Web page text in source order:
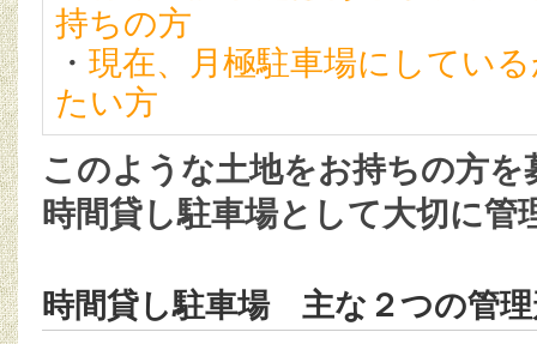
持ちの方
・ 現在、月極駐車場にしてい
たい方
このような土地をお持ちの方
時間貸し駐車場として大切に管
時間貸し駐車場 主な２つの管理